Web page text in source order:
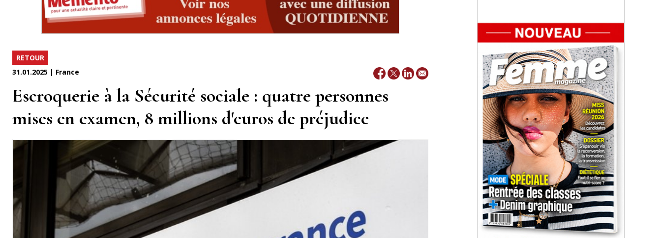
RETOUR
31.01.2025 | France
Escroquerie à la Sécurité sociale : quatre personnes
mises en examen, 8 millions d'euros de préjudice